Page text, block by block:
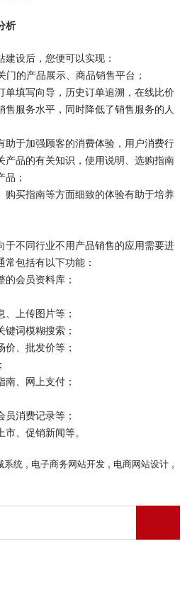
析
设后，您便可以实现：
的产品展示、商品销售平台；
单填写向导，历史订单追溯，在线比价
服务水平，同时降低了销售服务的人
助于加强顾客的消费体验，用户消费行
产品的有关知识，使用说明、选购指南
；
购买指南等方面细致的体验有助于培养
于不同行业不用产品销售的应用需要进
包括有以下功能：
会员资料库；
上传图片等；
词模糊搜索；
、批发价等；
、网上支付；
消费记录等；
、促销新闻等。
系统 , 电子商务网站开发 , 电商网站设计 ,